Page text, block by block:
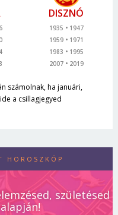
DISZNÓ
1935
1947
1959
1971
1983
1995
2007
2019
számolnak, ha januári,
a csillagjegyed
HOROSZKÓP
születésed